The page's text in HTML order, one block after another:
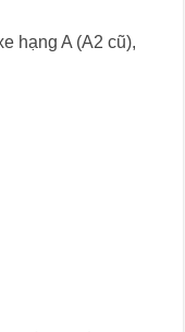
hạng A (A2 cũ),